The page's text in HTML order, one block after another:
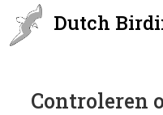
Dutch
Controleren